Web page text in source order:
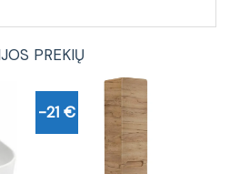
PREKIŲ
-21 €